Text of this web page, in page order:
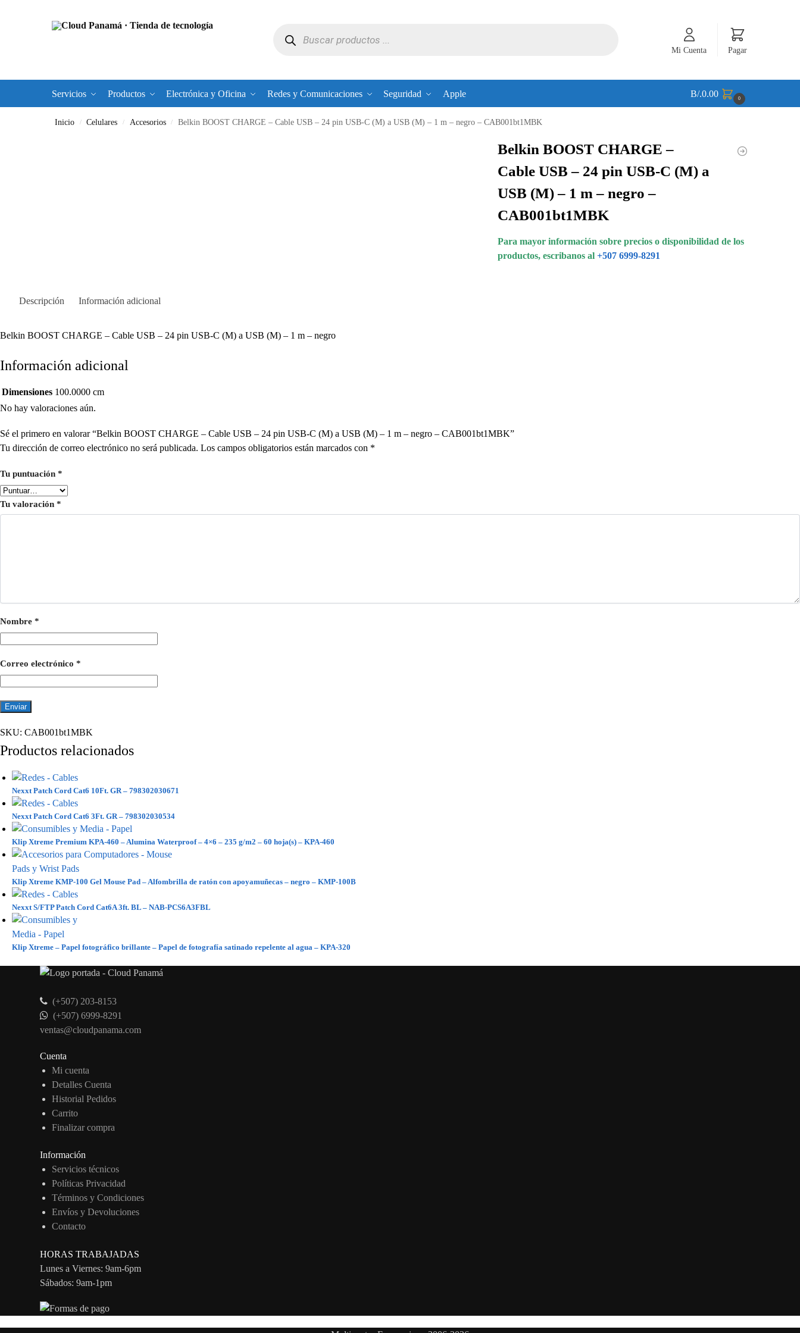
Mi Cuenta Pagar
Servicios Productos Electrónica y Oficina Redes y Comunicaciones Seguridad Apple B/.0.00 0
Inicio / Celulares / Accesorios / Belkin BOOST CHARGE – Cable USB – 24 pin USB-C (M) a USB (M) – 1 m – negro – CAB001bt1MBK
Belkin BOOST CHARGE –
Cable USB – 24 pin USB-C (M) a
USB (M) – 1 m – negro –
CAB001bt1MBK
Para mayor información sobre precios o disponibilidad de los
productos, escribanos al +507 6999-8291
Descripción Información adicional
Belkin BOOST CHARGE – Cable USB – 24 pin USB-C (M) a USB (M) – 1 m – negro
Información adicional
Dimensiones 100.0000 cm
No hay valoraciones aún.
Sé el primero en valorar “Belkin BOOST CHARGE – Cable USB – 24 pin USB-C (M) a USB (M) – 1 m – negro – CAB001bt1MBK”
Tu dirección de correo electrónico no será publicada. Los campos obligatorios están marcados con *
Tu puntuación *
Tu valoración *
Nombre *
Correo electrónico *
SKU: CAB001bt1MBK
Productos relacionados
Nexxt Patch Cord Cat6 10Ft. GR – 798302030671
Nexxt Patch Cord Cat6 3Ft. GR – 798302030534
Klip Xtreme Premium KPA-460 – Alumina Waterproof – 4×6 – 235 g/m2 – 60 hoja(s) – KPA-460
Klip Xtreme KMP-100 Gel Mouse Pad – Alfombrilla de ratón con apoyamuñecas – negro – KMP-100B
Nexxt S/FTP Patch Cord Cat6A 3ft. BL – NAB-PCS6A3FBL
Klip Xtreme – Papel fotográfico brillante – Papel de fotografía satinado repelente al agua – KPA-320
(+507) 203-8153
(+507) 6999-8291
ventas@cloudpanama.com
Cuenta
Mi cuenta
Detalles Cuenta
Historial Pedidos
Carrito
Finalizar compra
Información
Servicios técnicos
Políticas Privacidad
Términos y Condiciones
Envíos y Devoluciones
Contacto
HORAS TRABAJADAS
Lunes a Viernes: 9am-6pm
Sábados: 9am-1pm